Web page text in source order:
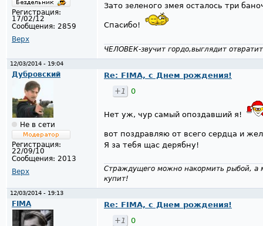
Регистрация:
17/02/12
Сообщения: 2859
Верх
Зато зеленого змея осталось три
Спасибо!
ЧЕЛОВЕК-звучит гордо,выглядит
12/03/2014 - 19:04
Дубровский
Не в сети
Регистрация:
22/09/10
Сообщения: 2013
Верх
Re: FIMA, с Днем рождения!
+1
0
Нет уж, чур самый опоздавший я!
вот поздравляю от всего сердца и
Я за тебя щас дерябну!
Страждущего можно накормить рыбой, а
купит!
12/03/2014 - 19:13
FIMA
Re: FIMA, с Днем рождения!
+1
0